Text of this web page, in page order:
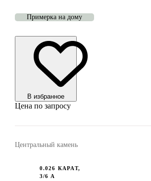
Примерка на дому
В избранноe
Цена по запросу
Центральный камень
0.026 КАРАТ,
3/6 А